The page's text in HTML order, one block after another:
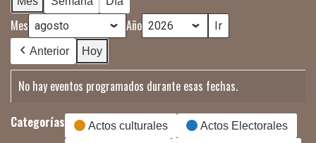
Mes Año
Anterior Hoy
No hay eventos programados durante esas fechas.
Categorías Actos culturales Actos Electorales